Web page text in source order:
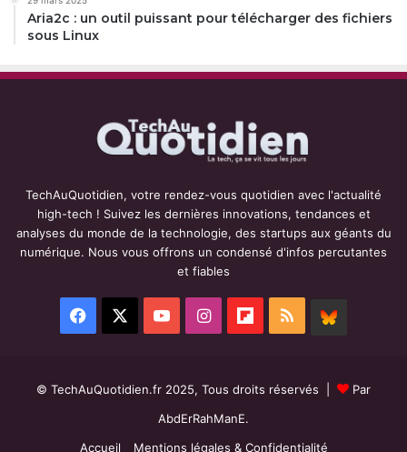
Aria2c : un outil puissant pour télécharger des fichiers
sous Linux
TechAuQuotidien, votre rendez-vous quotidien avec l'actualité
high-tech ! Suivez les dernières innovations, tendances et
analyses du monde de la technologie, des startups aux géants du
numérique. Nous vous offrons un condensé d'infos percutantes
et fiables
Facebook YouTubeInstagramFlipboard
RSS
© TechAuQuotidien.fr 2025, Tous droits réservés |
Par
AbdErRahManE.
Accueil
Mentions légales & Confidentialité